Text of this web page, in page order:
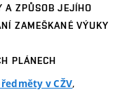
A ZPŮSOB JEJÍHO
ZAMEŠKANÉ VÝUKY
PLÁNECH
v CŽV,